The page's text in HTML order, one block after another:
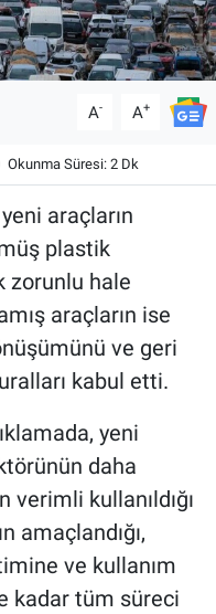
A- A+
Okunma Süresi: 2 Dk
araçların
plastik
zorunlu hale
araçların ise
ve geri
kabul etti.
yeni
daha
verimli kullanıldığı
amaçlandığı,
ve kullanım
kadar tüm süreci